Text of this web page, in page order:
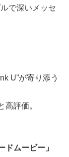
で深いメッセ
U”が寄り添う
高評価。
ドムービー」